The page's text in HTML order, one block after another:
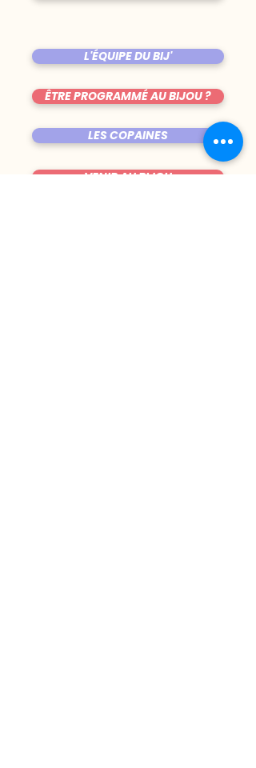
L'ÉQUIPE DU BIJ'
ÊTRE PROGRAMMÉ AU BIJOU ?
LES COPAINES
VENIR AU BIJOU